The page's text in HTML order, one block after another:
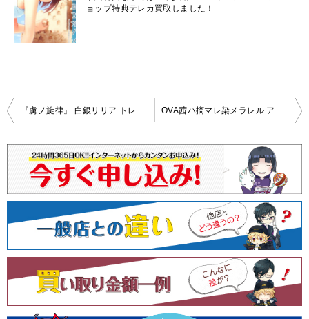
ョップ特典テレカ買取しました！
投
ナ
ゲ
ョ
ン